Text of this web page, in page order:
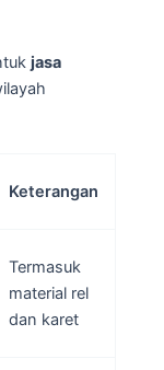
jasa
Keterangan
Termasuk
material rel
dan karet